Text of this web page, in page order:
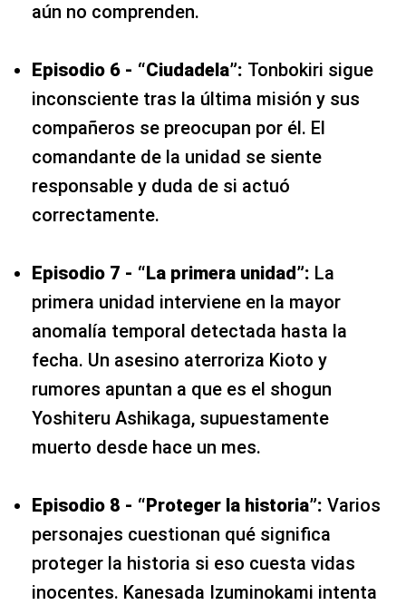
aún no comprenden.
Episodio 6 - “Ciudadela”: Tonbokiri sigue
inconsciente tras la última misión y sus
compañeros se preocupan por él. El
comandante de la unidad se siente
responsable y duda de si actuó
correctamente.
Episodio 7 - “La primera unidad”: La
primera unidad interviene en la mayor
anomalía temporal detectada hasta la
fecha. Un asesino aterroriza Kioto y
rumores apuntan a que es el shogun
Yoshiteru Ashikaga, supuestamente
muerto desde hace un mes.
Episodio 8 - “Proteger la historia”: Varios
personajes cuestionan qué significa
proteger la historia si eso cuesta vidas
inocentes. Kanesada Izuminokami intenta